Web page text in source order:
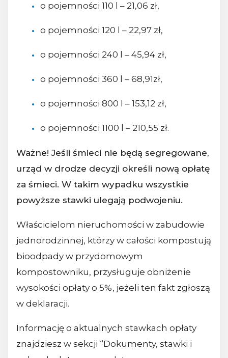
o pojemności 110 l – 21,06 zł,
o pojemności 120 l – 22,97 zł,
o pojemności 240 l – 45,94 zł,
o pojemności 360 l – 68,91zł,
o pojemności 800 l – 153,12 zł,
o pojemności 1100 l – 210,55 zł.
Ważne! Jeśli śmieci nie będą segregowane,
urząd w drodze decyzji określi nową opłatę
za śmieci. W takim wypadku wszystkie
powyższe stawki ulegają podwojeniu.
Właścicielom nieruchomości w zabudowie
jednorodzinnej, którzy w całości kompostują
bioodpady w przydomowym
kompostowniku, przysługuje obniżenie
wysokości opłaty o 5%, jeżeli ten fakt zgłoszą
w deklaracji.
Informację o aktualnych stawkach opłaty
znajdziesz w sekcji “Dokumenty, stawki i